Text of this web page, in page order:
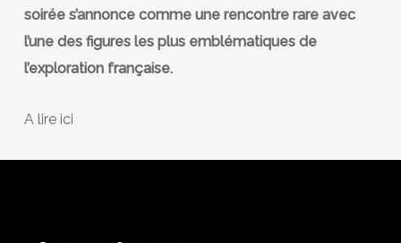
soirée s’annonce comme une rencontre rare avec
l’une des figures les plus emblématiques de
l’exploration française.
A lire ici